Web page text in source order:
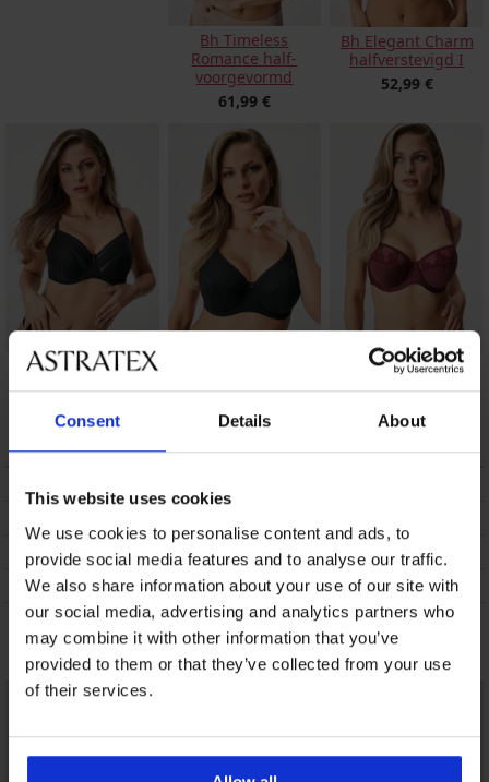
Consent Details About
This website uses cookies
We use cookies to personalise content and ads, to
provide social media features and to analyse our traffic.
We also share information about your use of our site with
our social media, advertising and analytics partners who
may combine it with other information that you’ve
provided to them or that they’ve collected from your use
of their services.
Bh Timeless
Romance half-
voorgevormd
61,99 €
Bh Elegant Charm
halfverstevigd I
52,99 €
DAILY by IVA
57,99 €
Bh Grace Black half-
voorgevormd
42,39 €
RUILEN
ONDERHOUD EN WASSEN
Misschien vindt u dit ook leuk